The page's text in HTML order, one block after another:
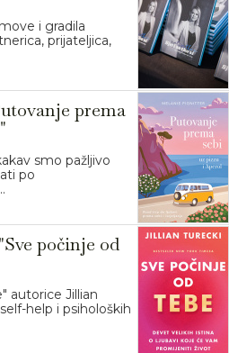
i gradila
prijateljica,
prema
smo pažljivo
po
počinje od
autorice Jillian
help i psiholoških